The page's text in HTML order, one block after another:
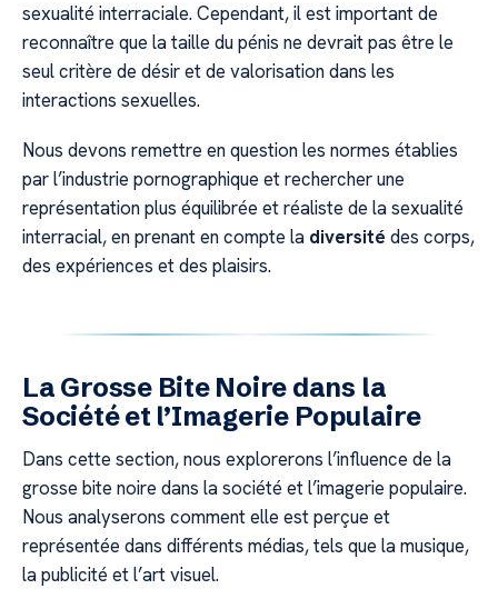
sexualité interraciale. Cependant, il est important de
reconnaître que la taille du pénis ne devrait pas être le
seul critère de désir et de valorisation dans les
interactions sexuelles.
Nous devons remettre en question les normes établies
par l’industrie pornographique et rechercher une
représentation plus équilibrée et réaliste de la sexualité
interracial, en prenant en compte la diversité des corps,
des expériences et des plaisirs.
La Grosse Bite Noire dans la
Société et l’Imagerie Populaire
Dans cette section, nous explorerons l’influence de la
grosse bite noire dans la société et l’imagerie populaire.
Nous analyserons comment elle est perçue et
représentée dans différents médias, tels que la musique,
la publicité et l’art visuel.